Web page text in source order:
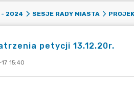
- 2024 SESJE RADY MIASTA
petycji 13.12.20r.
15:40